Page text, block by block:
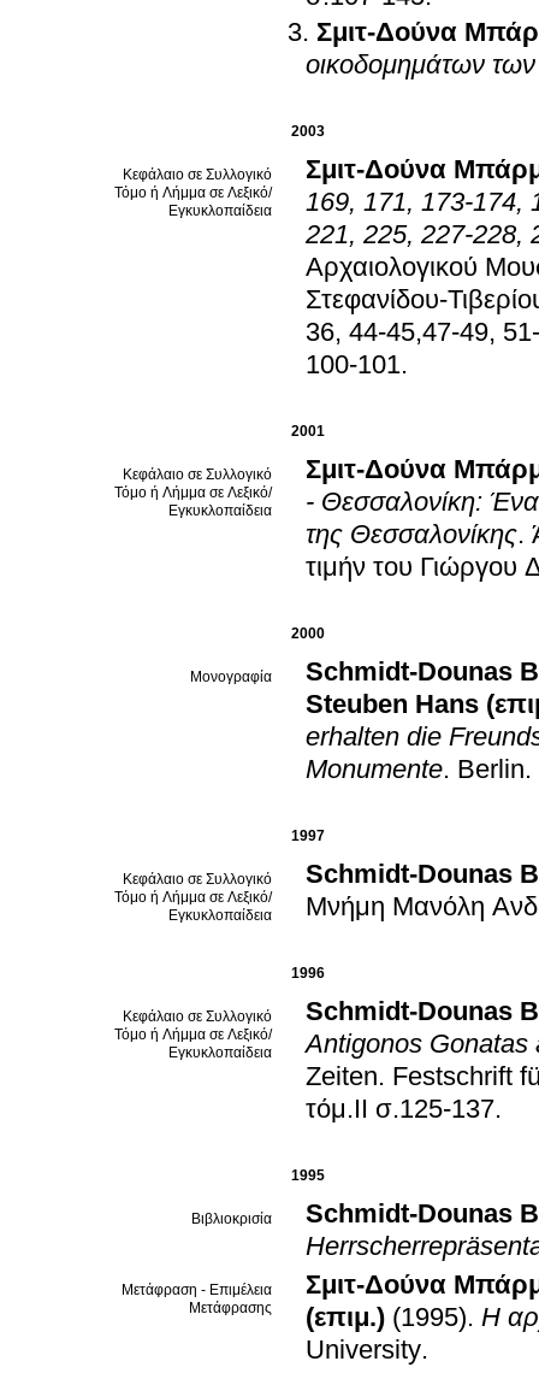
Σμιτ-Δούνα
οικοδομημάτων
2003
Κεφάλαιο σε Συλλογικό
Τόμο ή Λήμμα σε Λεξικό/
Εγκυκλοπαίδεια
Σμιτ-Δούνα
169, 171, 173-174,
221, 225, 227-228,
Αρχαιολογικού
Στεφανίδου-
36, 44-45,47-49,
100-101.
2001
Κεφάλαιο σε Συλλογικό
Τόμο ή Λήμμα σε Λεξικό/
Εγκυκλοπαίδεια
Σμιτ-Δούνα
- Θεσσαλονίκη: Ένα
της Θεσσαλονίκης.
τιμήν του Γιώργου
2000
Μονογραφία
Schmidt-Dounas
Steuben Hans
erhalten die
Monumente. Berlin.
1997
Κεφάλαιο σε Συλλογικό
Τόμο ή Λήμμα σε Λεξικό/
Εγκυκλοπαίδεια
Schmidt-Dounas
Μνήμη Μανόλη
1996
Κεφάλαιο σε Συλλογικό
Τόμο ή Λήμμα σε Λεξικό/
Εγκυκλοπαίδεια
Schmidt-Dounas
Antigonos Gonatas
Zeiten. Festschrift
τόμ.II σ.125-137.
1995
Βιβλιοκρισία
Schmidt-Dounas
Μετάφραση - Επιμέλεια
Μετάφρασης
Σμιτ-Δούνα
(επιμ.) (1995). Η
University.